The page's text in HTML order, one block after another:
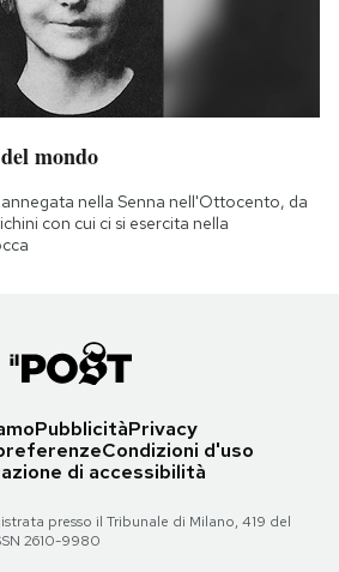
mondo
nella Senna nell'Ottocento, da
con cui ci si esercita nella
PubblicitàPrivacy
Condizioni d'uso
di accessibilità
presso il Tribunale di Milano, 419 del
2610-9980